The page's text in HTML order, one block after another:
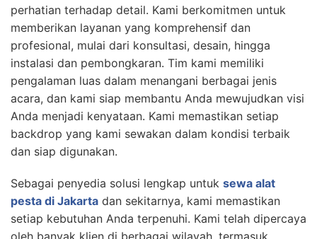
perhatian terhadap detail. Kami berkomitmen untuk
memberikan layanan yang komprehensif dan
profesional, mulai dari konsultasi, desain, hingga
instalasi dan pembongkaran. Tim kami memiliki
pengalaman luas dalam menangani berbagai jenis
acara, dan kami siap membantu Anda mewujudkan visi
Anda menjadi kenyataan. Kami memastikan setiap
backdrop yang kami sewakan dalam kondisi terbaik
dan siap digunakan.
Sebagai penyedia solusi lengkap untuk sewa alat
pesta di Jakarta dan sekitarnya, kami memastikan
setiap kebutuhan Anda terpenuhi. Kami telah dipercaya
oleh banyak klien di berbagai wilayah, termasuk